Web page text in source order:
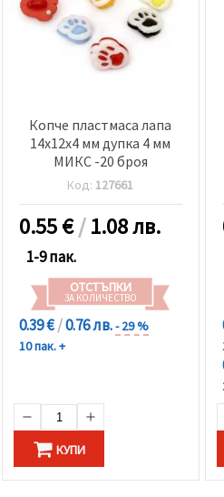
Копче пластмаса лапа
14x12x4 мм дупка 4 мм
МИКС -20 броя
Код: 127661
0.55€/1.08 лв.
1-9 пак.
ОТСТЪПКИ
ЗА КОЛИЧЕСТВО
0.39 €/0.76 лв.- 29 %
10 пак. +
КУПИ